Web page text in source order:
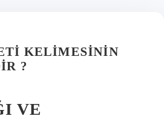
KELIMESININ
?
VE